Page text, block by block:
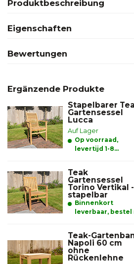
Produktbeschreibung
Eigenschaften
Bewertungen
Ergänzende Produkte
Stapelbarer
Gartensessel
Lucca
Auf Lager
Op voorraad,
levertijd 1-8
Teak
Gartensessel
Torino Vertikal -
stapelbar
Binnenkort
leverbaar, bestel
Teak-
Napoli 60 cm
ohne
Rückenlehne